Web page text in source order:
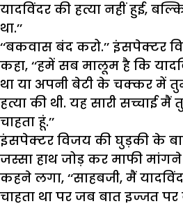
यादविंदर की हत्या नहीं हुई,
था.’’
‘‘बकवास बंद करो.’’
कहा, ‘‘हमें सब मालूम है कि
था या अपनी बेटी के चक्कर में
हत्या की थी. यह सारी सच्चाई
चाहता हूं.’’
इंसपेक्टर विजय की घुड़की के
जस्सा हाथ जोड़ कर माफी
कहने लगा, ‘‘साहबजी, मैं
चाहता था पर जब बात इज्जत